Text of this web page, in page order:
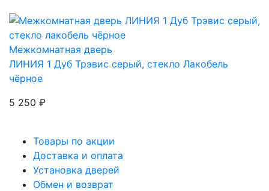
Межкомнатная дверь
ЛИНИЯ 1 Дуб Трэвис серый, стекло Лакобель
чёрное
5 250 ₽
Товары по акции
Доставка и оплата
Установка дверей
Обмен и возврат